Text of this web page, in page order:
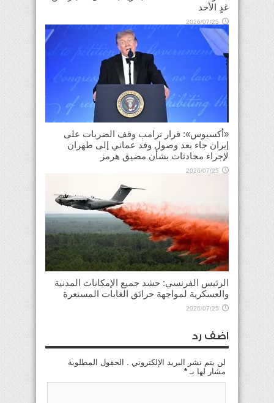
غدٍ الأحد
2026/07/25
«أكسيوس»: قرار ترامب وقف الضربات على
إيران جاء بعد وصول وفد عماني إلى طهران
لإجراء محادثات بشأن مضيق هرمز
2026/07/25
الرئيس الفرنسي: حشد جميع الإمكانات المدنية
والعسكرية لمواجهة حرائق الغابات المستعرة
2026/07/25
اضف رد
لن يتم نشر البريد الإلكتروني . الحقول المطلوبة
مشار لها بـ *